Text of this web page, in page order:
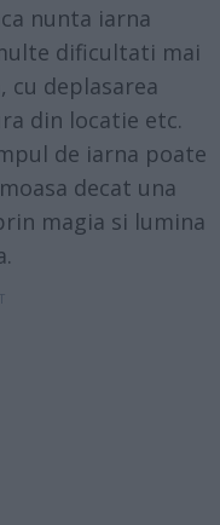
nunta iarna
dificultati mai
cu deplasarea
din locatie etc.
de iarna poate
decat una
magia si lumina